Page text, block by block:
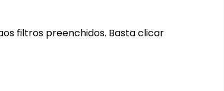
filtros preenchidos. Basta clicar